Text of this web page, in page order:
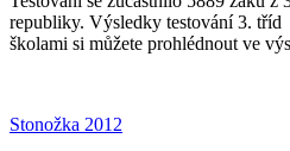
republiky. Výsledky testování 3. tříd
školami si můžete prohlédnout ve
Stonožka 2012